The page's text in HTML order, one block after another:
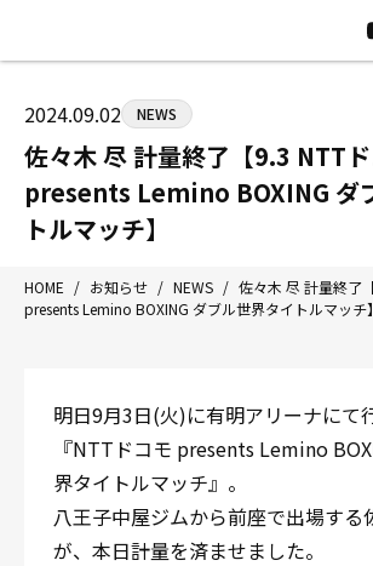
〒192-0072 東京都八王子市南町3-8 第
Tel/Fax：042-622-7222
営業時間：月〜土 14:00〜22:00 / 日・祝
HOME
ジムについて
トレーニング
アマ・スパー各大会・キッズ
選手・スタッフ
見学・1日体験
施設紹
会員様
よくあ
お問い
2024.09.02 NEWS
佐々木 尽 計量終了【9.3 NTT
presents Lemino BOXING ダ
トルマッチ】
HOME / お知らせ / NEWS / 佐々木 尽 計量終了
presents Lemino BOXING ダブル世界タイトルマッチ】
明日9月3日(火)に有明アリーナにて
『NTTドコモ presents Lemino
界タイトルマッチ』。
八王子中屋ジムから前座で出場する
が、本日計量を済ませました。